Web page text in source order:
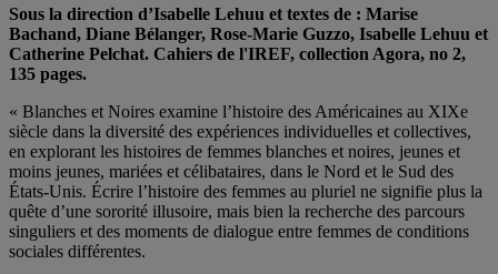
Sous la direction d’Isabelle Lehuu et textes de : Marise
Bachand, Diane Bélanger, Rose-Marie Guzzo, Isabelle Lehuu et
Catherine Pelchat. Cahiers de l'IREF, collection Agora, no 2,
135 pages.
« Blanches et Noires examine l’histoire des Américaines au XIXe
siècle dans la diversité des expériences individuelles et collectives,
en explorant les histoires de femmes blanches et noires, jeunes et
moins jeunes, mariées et célibataires, dans le Nord et le Sud des
États-Unis. Écrire l’histoire des femmes au pluriel ne signifie plus la
quête d’une sororité illusoire, mais bien la recherche des parcours
singuliers et des moments de dialogue entre femmes de conditions
sociales différentes.